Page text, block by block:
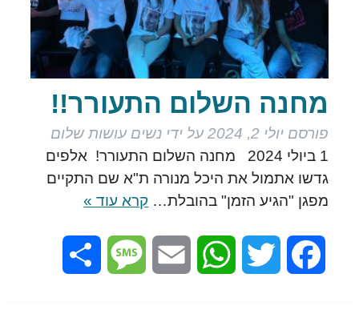
מחנה השלום התעורר!!
פורסם יולי 2, 2024 על ידי נשים עושות שלום
1 ביולי 2024 מחנה השלום התעורר! אלפים
גדשו אתמול את היכל מנורה ת"א שם התקיים
מפגן "הגיע הזמן" בהובלת… קרא עוד »
Facebook
Twitter
WhatsApp
Email
Message